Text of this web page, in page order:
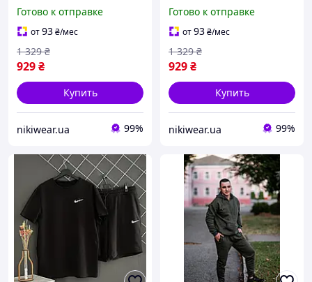
Комплект Nike хаки на
лето двойка для мужчин
Готово к отправке
от93₴/мес
929₴
1 329 ₴
Купить
nikiwear.ua 99%
, Комплект Nike белый на
лето двойка для мужчин
Готово к отправке
от93₴/мес
929₴
1 329 ₴
Купить
nikiwear.ua 99%